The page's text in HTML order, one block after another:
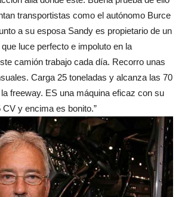
transportistas como el autónomo Burce
a su esposa Sandy es propietario de un
luce perfecto e impoluto en la
camión trabajo cada día. Recorro unas
Carga 25 toneladas y alcanza las 70
freeway. ES una máquina eficaz con su
y encima es bonito.”